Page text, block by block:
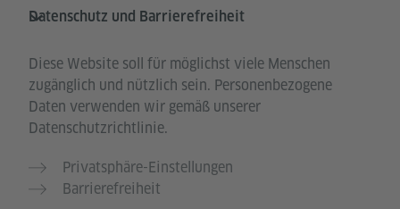
Datenschutz und Barrierefreiheit
Diese Website soll für möglichst viele Menschen
zugänglich und nützlich sein. Personenbezogene
Daten verwenden wir gemäß unserer
Datenschutzrichtlinie.
Privatsphäre-Einstellungen
Barrierefreiheit